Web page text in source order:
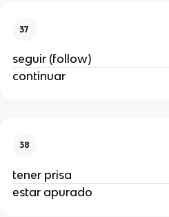
37
seguir (follow)
continuar
38
tener prisa
estar apurado